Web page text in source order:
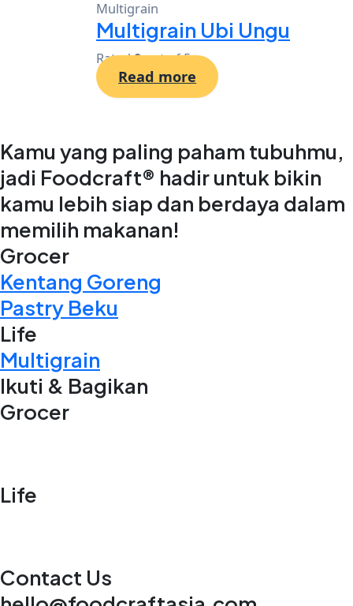
Multigrain
Multigrain Ubi Ungu
Rated0out of 5
Read more
Kamu yang paling paham tubuhmu,
jadi Foodcraft® hadir untuk bikin
kamu lebih siap dan berdaya dalam
memilih makanan!
Grocer
Kentang Goreng
Pastry Beku
Life
Multigrain
Ikuti & Bagikan
Grocer
Life
Contact Us